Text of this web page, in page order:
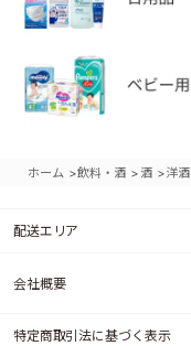
ホーム >飲料・酒 > 酒 >洋酒
配送エリア
会社概要
特定商取引法に基づく表示